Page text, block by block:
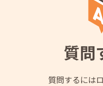
質問
質問するには